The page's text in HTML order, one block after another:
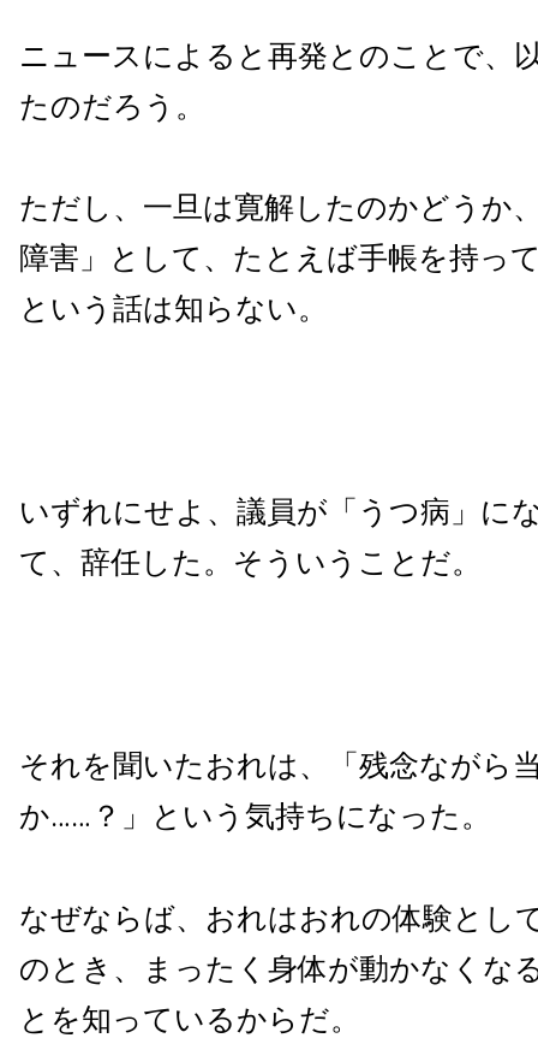
ニュースによると再発とのことで、
たのだろう。
ただし、一旦は寛解したのかどうか
障害」として、たとえば手帳を持っ
という話は知らない。
いずれにせよ、議員が「うつ病」に
て、辞任した。そういうことだ。
それを聞いたおれは、「残念ながら
か……？」という気持ちになった。
なぜならば、おれはおれの体験とし
のとき、まったく身体が動かなくな
とを知っているからだ。